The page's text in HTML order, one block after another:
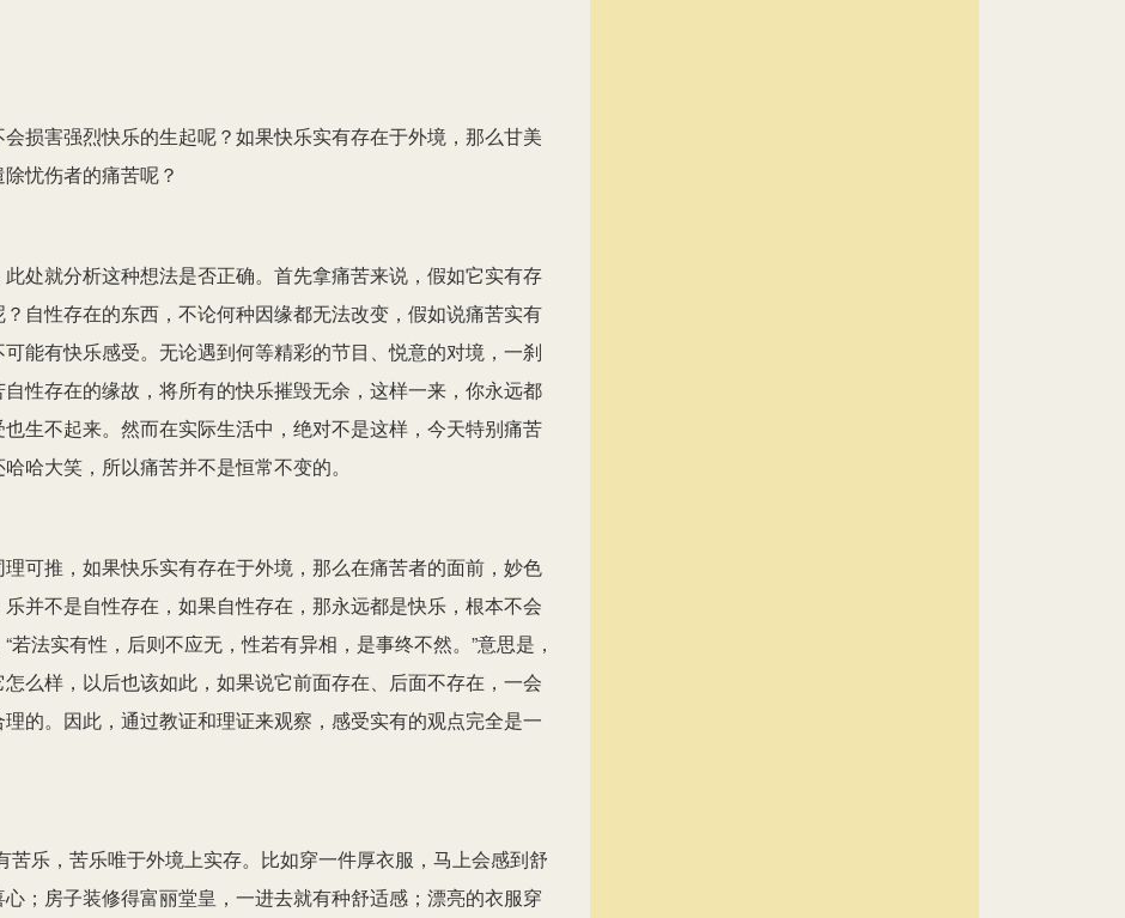
损害强烈快乐的生起呢？如果快乐实有存在于外境，那么甘美
忧伤者的痛苦呢？
处就分析这种想法是否正确。首先拿痛苦来说，假如它实有存
自性存在的东西，不论何种因缘都无法改变，假如说痛苦实有
能有快乐感受。无论遇到何等精彩的节目、悦意的对境，一刹
性存在的缘故，将所有的快乐摧毁无余，这样一来，你永远都
生不起来。然而在实际生活中，绝对不是这样，今天特别痛苦
哈大笑，所以痛苦并不是恒常不变的。
可推，如果快乐实有存在于外境，那么在痛苦者的面前，妙色
并不是自性存在，如果自性存在，那永远都是快乐，根本不会
法实有性，后则不应无，性若有异相，是事终不然。”意思是，
么样，以后也该如此，如果说它前面存在、后面不存在，一会
的。因此，通过教证和理证来观察，感受实有的观点完全是一
苦乐，苦乐唯于外境上实存。比如穿一件厚衣服，马上会感到舒
；房子装修得富丽堂皇，一进去就有种舒适感；漂亮的衣服穿